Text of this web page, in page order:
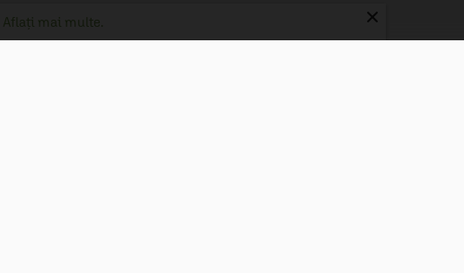
Aflați mai multe. ×